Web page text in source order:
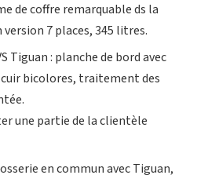
de coffre remarquable ds la
7 places, 345 litres.
Tiguan : planche de bord avec
bicolores, traitement des
une partie de la clientèle
en commun avec Tiguan,